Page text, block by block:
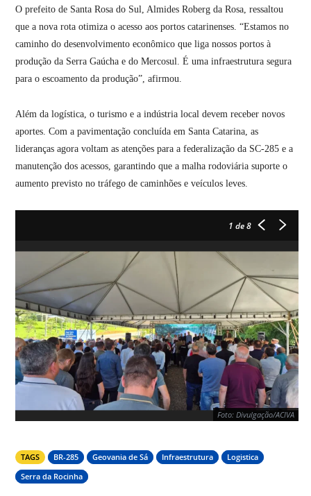
O prefeito de Santa Rosa do Sul, Almides Roberg da Rosa, ressaltou
que a nova rota otimiza o acesso aos portos catarinenses. “Estamos no
caminho do desenvolvimento econômico que liga nossos portos à
produção da Serra Gaúcha e do Mercosul. É uma infraestrutura segura
para o escoamento da produção”, afirmou.
Além da logística, o turismo e a indústria local devem receber novos
aportes. Com a pavimentação concluída em Santa Catarina, as
lideranças agora voltam as atenções para a federalização da SC-285 e a
manutenção dos acessos, garantindo que a malha rodoviária suporte o
aumento previsto no tráfego de caminhões e veículos leves.
1 de 8
Foto: Divulgação/ACIVA
TAGS BR-285 Geovania de Sá Infraestrutura
Logistica
Serra da Rocinha